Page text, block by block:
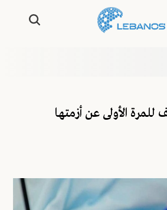
الأولى عن أزمتها